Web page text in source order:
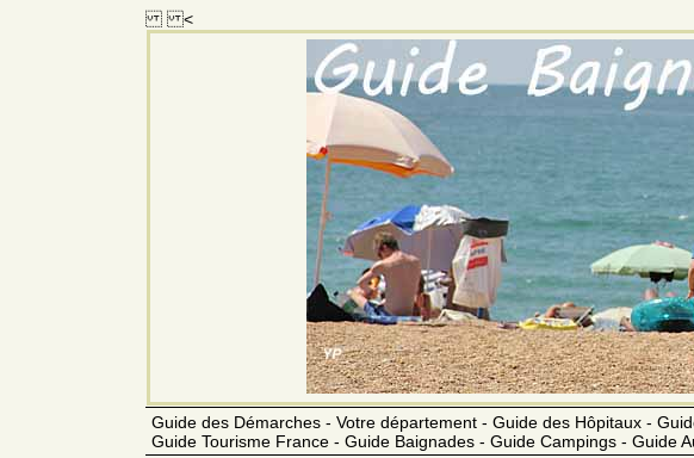
<
Guide des Démarches - Votre département - Guide des Hôpitaux -
Guide Tourisme France - Guide Baignades - Guide Campings - Guide